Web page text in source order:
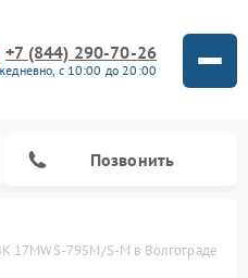
+7 (844) 290-70-26
с 10:00 до 20:00
Позвонить
17MWS-795M/S-M в Волгограде